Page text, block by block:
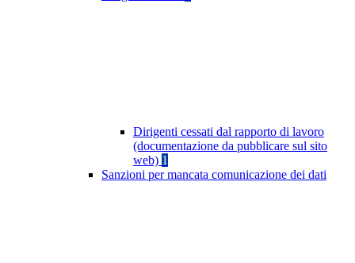
Dirigenti cessati dal rapporto di lavoro
(documentazione da pubblicare sul sito
web) 1
Sanzioni per mancata comunicazione dei dati